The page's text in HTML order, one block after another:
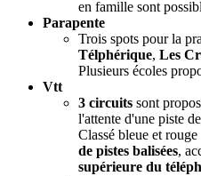
en famille sont
Parapente
Trois spots pour la
Télphérique, Les
Plusieurs écoles
Vtt
3 circuits sont
l'attente d'une piste
Classé bleue et
de pistes balisées,
supérieure du